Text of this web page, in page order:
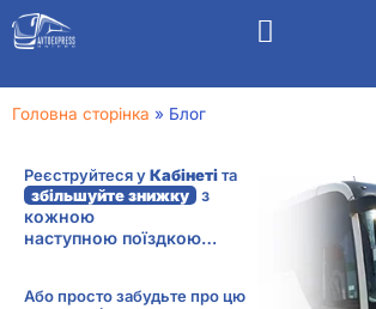
Головна сторінка » Блог
Реєструйтеся уКабінетіта
збільшуйте знижку з
кожною
наступною поїздкою…
Або просто забудьте про цю